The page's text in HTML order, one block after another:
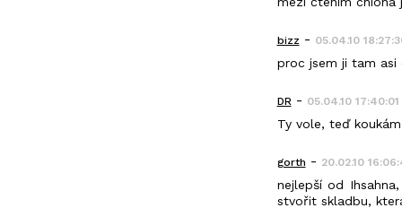
bizz- 05.04.10
proc jsem ji tam asi
DR- 05.04.10 17:40:01
Ty vole, teď
gorth - 20.02.10
nejlepší od
stvořit skladbu,